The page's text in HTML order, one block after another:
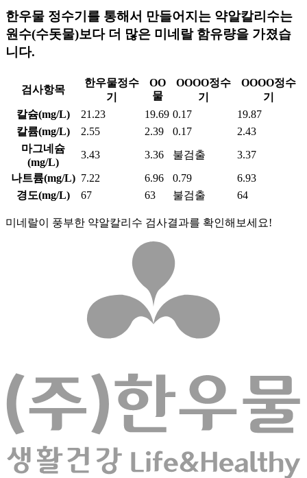
한우물 정수기를 통해서 만들어지는 약알칼리수는
원수(수돗물)보다 더 많은 미네랄 함유량을 가졌습
니다.
검사항목
한우물정수
기
OO
물
OOOO정수
기
OOOO정수
기
칼슘(mg/L)
21.23 19.69 0.17
19.87
칼륨(mg/L)
2.55 2.39 0.17
2.43
마그네슘
(mg/L)
3.43 3.36 불검출
3.37
나트륨(mg/L) 7.22 6.96 0.79
6.93
경도(mg/L)
67 63 불검출 64
미네랄이 풍부한 약알칼리수 검사결과를 확인해보세요!